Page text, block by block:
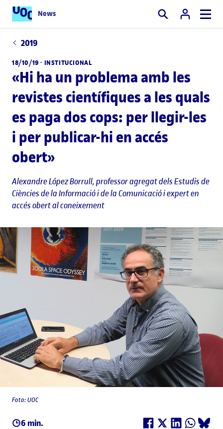
News Cercar
2019
18/10/19 · INSTITUCIONAL
«Hi ha un problema amb les
revistes científiques a les quals
es paga dos cops: per llegir-les
i per publicar-hi en accés
obert»
Alexandre López Borrull, professor agregat dels Estudis de
Ciències de la Informació i de la Comunicació i expert en
accés obert al coneixement
6 min.
Foto: UOC